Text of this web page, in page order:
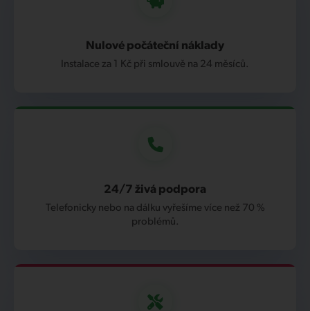
Nulové počáteční náklady
Instalace za 1 Kč při smlouvě na 24 měsíců.
24/7 živá podpora
Telefonicky nebo na dálku vyřešíme více než 70 %
problémů.